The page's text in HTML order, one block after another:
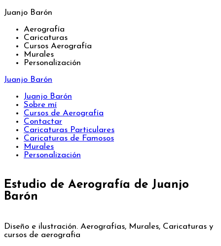
Juanjo Barón
Aerografía
Caricaturas
Cursos Aerografía
Murales
Personalización
Juanjo Barón
Juanjo Barón
Sobre mí
Cursos de Aerografía
Contactar
Caricaturas Particulares
Caricaturas de Famosos
Murales
Personalización
Estudio de Aerografía de Juanjo
Barón
Diseño e ilustración. Aerografías, Murales, Caricaturas y
cursos de aerografia